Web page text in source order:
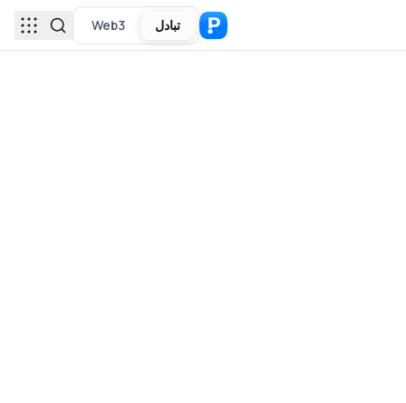
تبادل Web3